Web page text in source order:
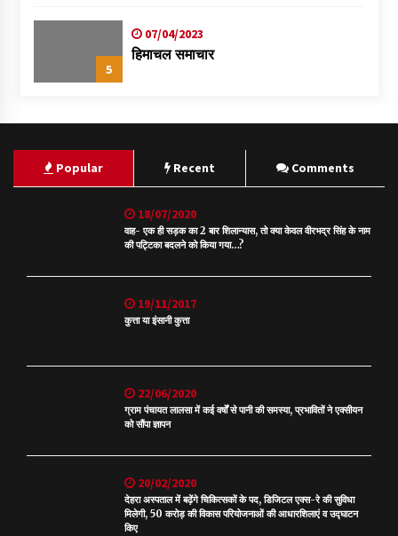
5
07/04/2023
हिमाचल समाचार
Popular Recent Comments
18/07/2020
वाह- एक ही सड़क का 2 बार शिलान्यास, तो क्या केवल वीरभद्र सिंह के नाम
की पट्टिका बदलने को किया गया…?
19/11/2017
कुत्ता या इंसानी कुत्ता
22/06/2020
ग्राम पंचायत लालसा में कई वर्षों से पानी की समस्या, प्रभावितों ने एक्सीयन
को सौंपा ज्ञापन
20/02/2020
देहरा अस्पताल में बढ़ेंगे चिकित्सकों के पद, डिजिटल एक्स-रे की सुविधा
मिलेगी, 50 करोड़ की विकास परियोजनाओं की आधारशिलाएं व उद्घाटन
किए